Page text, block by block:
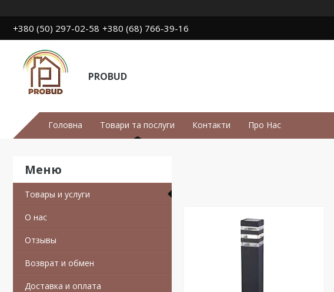
+380 (50) 297-02-58 +380 (68) 766-39-16
PROBUD
Головна Товари та послуги Контакти Про Нас
Товары и услуги
О нас
Отзывы
Возврат и обмен
Доставка и оплата